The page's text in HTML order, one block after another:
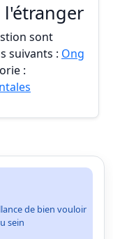
l'étranger
sont
suivants : Ong
:
de bien vouloir
sein